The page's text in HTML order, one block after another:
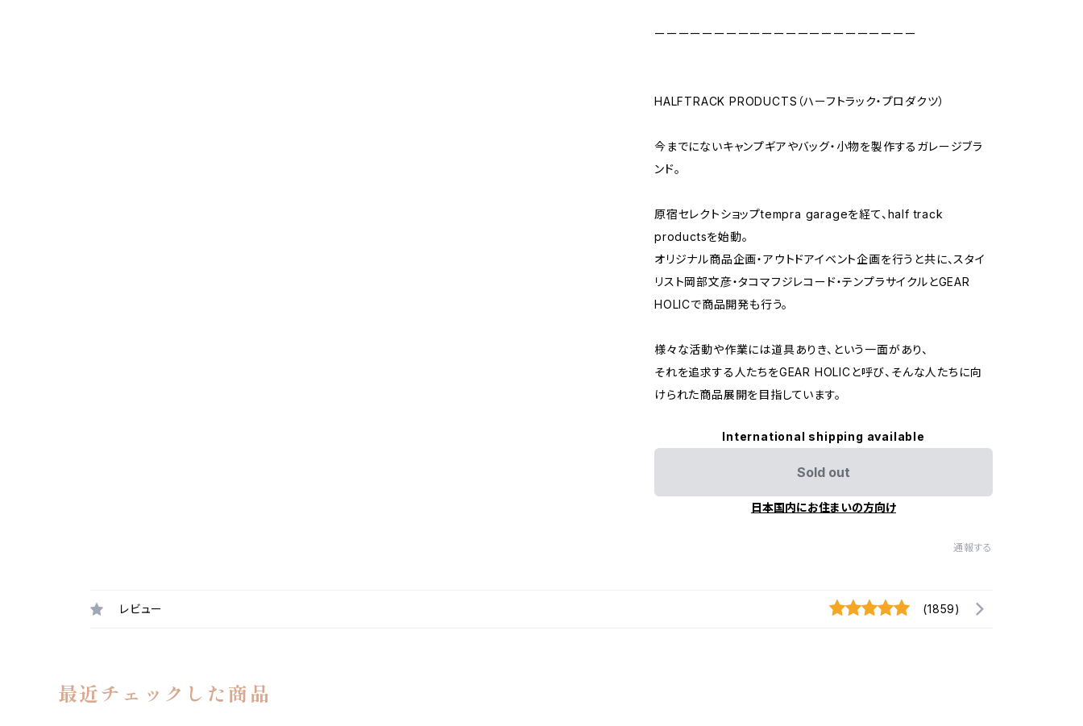
ーーーーーーーーーーーーーーーーーーーーーー
HALFTRACK PRODUCTS（ハーフトラック・プロダクツ）
今までにないキャンプギアやバッグ・小物を製作するガレージブラ
ンド。
原宿セレクトショップtempra garageを経て、half track
productsを始動。
オリジナル商品企画・アウトドアイベント企画を行うと共に、スタイ
リスト岡部文彦・タコマフジレコード・テンプラサイクルとGEAR
HOLICで商品開発も行う。
様々な活動や作業には道具ありき、という一面があり、
それを追求する人たちをGEAR HOLICと呼び、そんな人たちに向
けられた商品展開を目指しています。
International shipping available
Sold out
日本国内にお住まいの方向け
通報する
レビュー (1859)
最近チェックした商品